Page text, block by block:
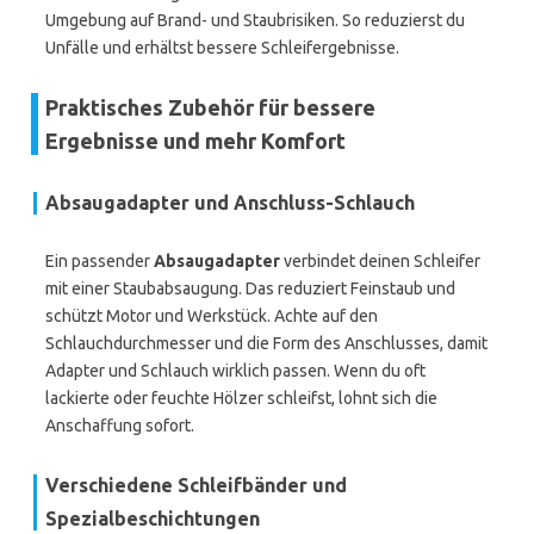
Umgebung auf Brand- und Staubrisiken. So reduzierst du
Unfälle und erhältst bessere Schleifergebnisse.
Praktisches Zubehör für bessere
Ergebnisse und mehr Komfort
Absaugadapter und Anschluss-Schlauch
Ein passenderAbsaugadapterverbindet deinen Schleifer
mit einer Staubabsaugung. Das reduziert Feinstaub und
schützt Motor und Werkstück. Achte auf den
Schlauchdurchmesser und die Form des Anschlusses, damit
Adapter und Schlauch wirklich passen. Wenn du oft
lackierte oder feuchte Hölzer schleifst, lohnt sich die
Anschaffung sofort.
Verschiedene Schleifbänder und
Spezialbeschichtungen